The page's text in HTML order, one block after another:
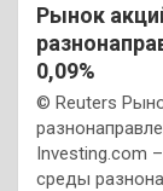
Рынок
0,09%
© Reuters
Investing.com
среды